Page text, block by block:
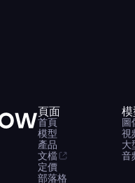
頁面
首頁
模型
產品
文檔
定價
部落格
圖
視
大
音